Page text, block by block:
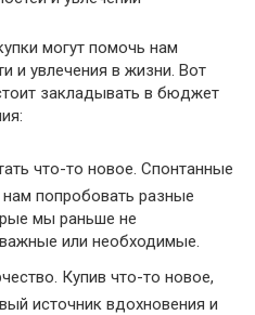
могут помочь нам
и увлечения в жизни. Вот
закладывать в бюджет
что-то новое. Спонтанные
попробовать разные
мы раньше не
или необходимые.
Купив что-то новое,
источник вдохновения и